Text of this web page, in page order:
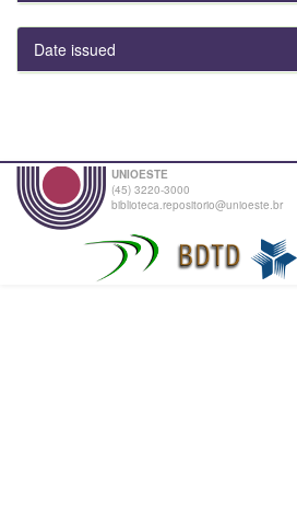
Date issued
UNIOESTE
(45) 3220-3000
biblioteca.repositorio@unioeste.br